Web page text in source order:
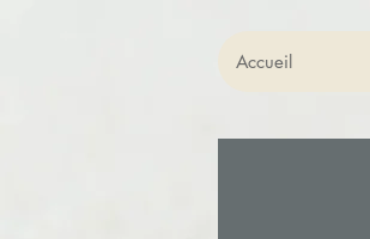
Accueil